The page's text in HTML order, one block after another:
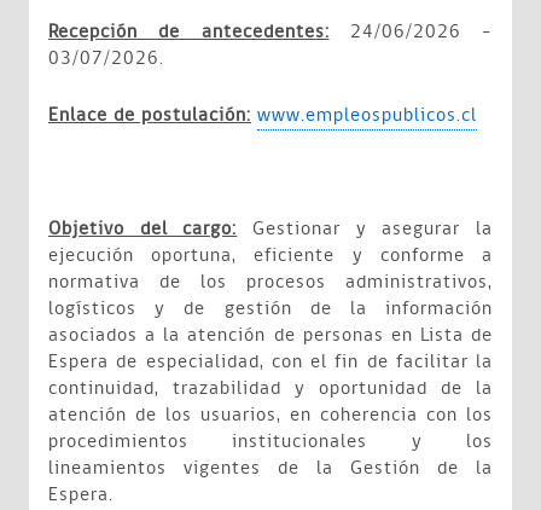
Recepción de antecedentes:
24/06/2026 –
03/07/2026.
Enlace de postulación: www.empleospublicos.cl
Objetivo del cargo:Gestionar y asegurar la
ejecución oportuna, eficiente y conforme a
normativa de los procesos administrativos,
logísticos y de gestión de la información
asociados a la atención de personas en Lista de
Espera de especialidad, con el fin de facilitar la
continuidad, trazabilidad y oportunidad de la
atención de los usuarios, en coherencia con los
procedimientos institucionales y los
lineamientos vigentes de la Gestión de la
Espera.